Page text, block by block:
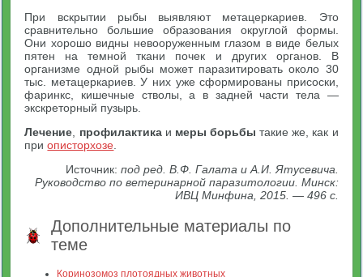
При вскрытии рыбы выявляют метацеркариев. Это
сравнительно большие образования округлой формы.
Они хорошо видны невооруженным глазом в виде белых
пятен на темной ткани почек и других органов. В
организме одной рыбы может паразитировать около 30
тыс. метацеркариев. У них уже сформированы присоски,
фаринкс, кишечные стволы, а в задней части тела —
экскреторный пузырь.
Лечение
профилактикаи меры борьбы такие же, как и
приописторхозе
Источник: под ред. В.Ф. Галата и А.И. Ятусевича.
Руководство по ветеринарной паразитологии. Минск:
ИВЦ Минфина, 2015. — 496 с.
Дополнительные материалы по
теме
Коринозомоз плотоядных животных